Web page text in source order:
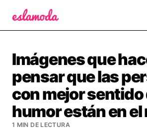
Imágenes que
pensar que las
con mejor sentido
humor están en el
1 MIN DE LECTURA